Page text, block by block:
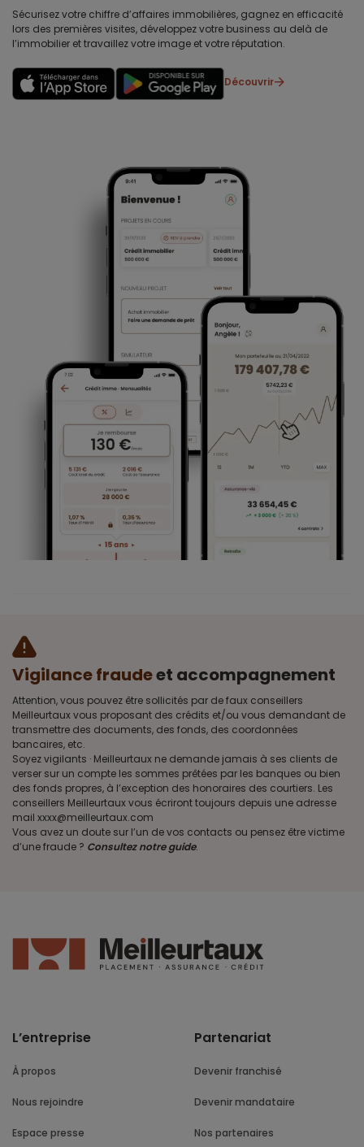
Sécurisez votre chiffre d’affaires immobilières, gagnez en efficacité
lors des premières visites, développez votre business au delà de
l’immobilier et travaillez votre image et votre réputation.
Découvrir
Vigilance fraudeet accompagnement
Attention, vous pouvez être sollicités par de faux conseillers
Meilleurtaux vous proposant des crédits et/ou vous demandant de
transmettre des documents, des fonds, des coordonnées
bancaires, etc.
Soyez vigilants · Meilleurtaux ne demande jamais à ses clients de
verser sur un compte les sommes prêtées par les banques ou bien
des fonds propres, à l’exception des honoraires des courtiers. Les
conseillers Meilleurtaux vous écriront toujours depuis une adresse
mail xxxx@meilleurtaux.com
Vous avez un doute sur l’un de vos contacts ou pensez être victime
d’une fraude ? Consultez notre guide.
L’entreprise
À propos
Nous rejoindre
Espace presse
Partenariat
Devenir franchisé
Devenir mandataire
Nos partenaires